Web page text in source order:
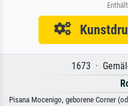
1673 ·
Pisana Mocenigo, geborene Corner